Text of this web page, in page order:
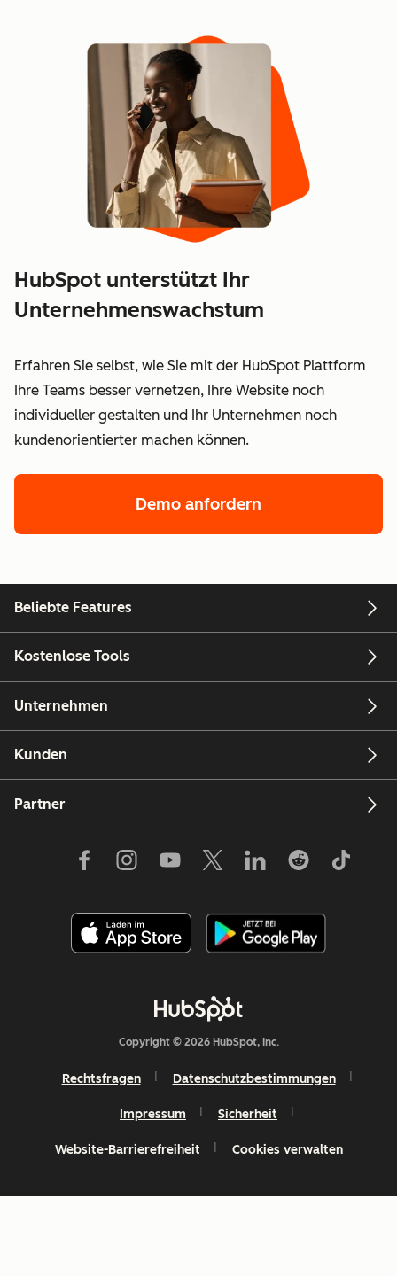
HubSpot unterstützt Ihr
Unternehmenswachstum
Erfahren Sie selbst, wie Sie mit der HubSpot Plattform
Ihre Teams besser vernetzen, Ihre Website noch
individueller gestalten und Ihr Unternehmen noch
kundenorientierter machen können.
Demo anfordern
Beliebte Features
Kostenlose Tools
Unternehmen
Kunden
Partner
Copyright © 2026 HubSpot, Inc.
Rechtsfragen Datenschutzbestimmungen
Impressum Sicherheit
Website-Barrierefreiheit Cookies verwalten